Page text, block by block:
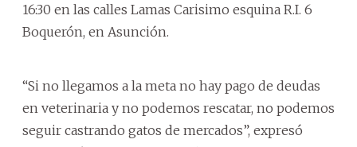
16:30 en las calles Lamas Carisimo esquina R.I. 6
Boquerón, en Asunción.
“Si no llegamos a la meta no hay pago de deudas
en veterinaria y no podemos rescatar, no podemos
seguir castrando gatos de mercados”, expresó